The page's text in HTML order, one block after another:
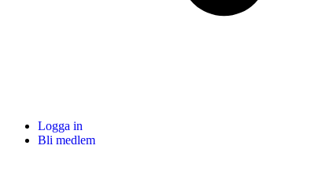
Logga in
Bli medlem